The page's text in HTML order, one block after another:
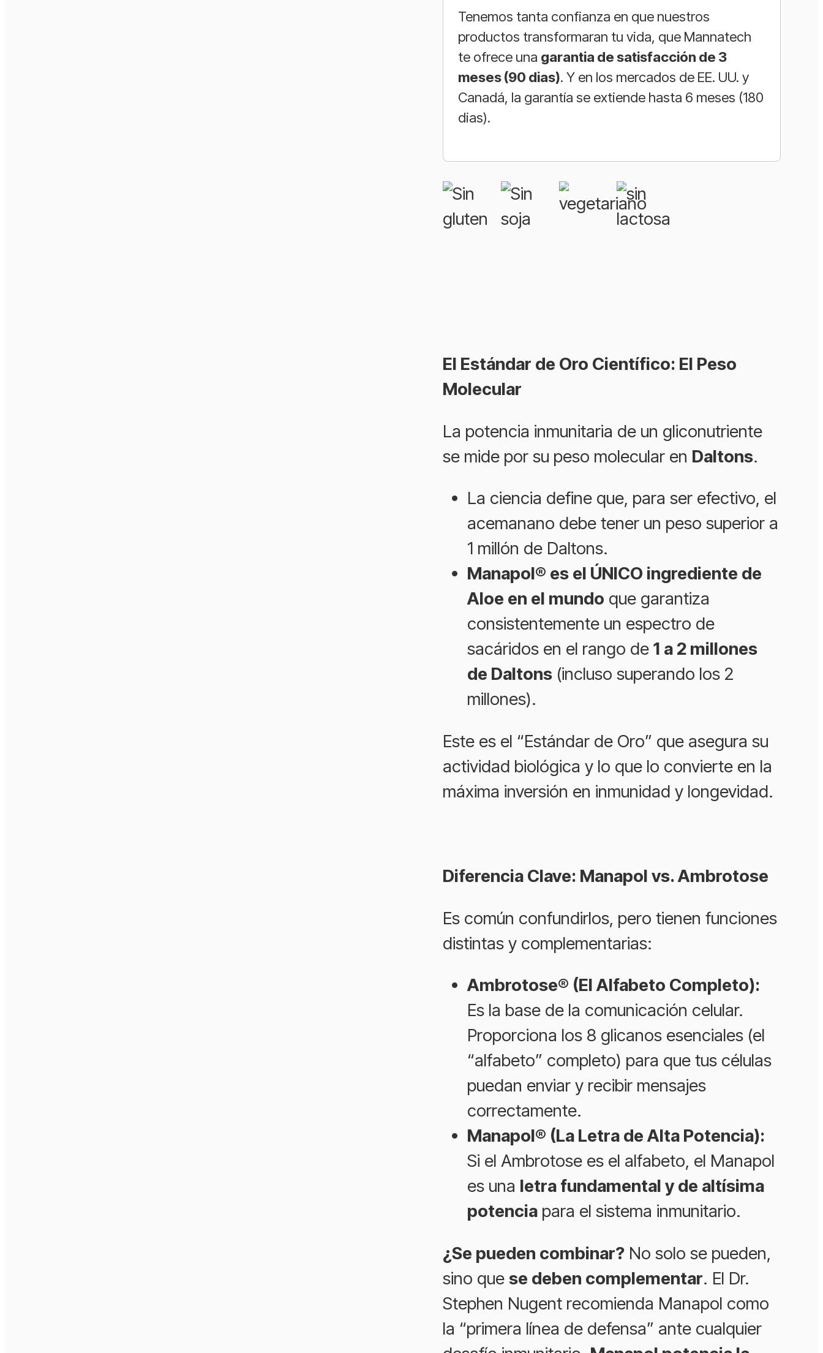
Tenemos tanta confianza en que nuestros
productos transformaran tu vida, que Mannatech
te ofrece una garantia de satisfacción de 3
meses (90 dias). Y en los mercados de EE. UU. y
Canadá, la garantía se extiende hasta 6 meses (180
dias).
El Estándar de Oro Científico: El Peso
Molecular
La potencia inmunitaria de un gliconutriente
se mide por su peso molecular en Daltons.
La ciencia define que, para ser efectivo, el
acemanano debe tener un peso superior a
1 millón de Daltons.
Manapol® es el ÚNICO ingrediente de
Aloe en el mundo que garantiza
consistentemente un espectro de
sacáridos en el rango de1 a 2 millones
de Daltons (incluso superando los 2
millones).
Este es el “Estándar de Oro” que asegura su
actividad biológica y lo que lo convierte en la
máxima inversión en inmunidad y longevidad.
Diferencia Clave: Manapol vs. Ambrotose
Es común confundirlos, pero tienen funciones
distintas y complementarias:
Ambrotose® (El Alfabeto Completo):
Es la base de la comunicación celular.
Proporciona los 8 glicanos esenciales (el
“alfabeto” completo) para que tus células
puedan enviar y recibir mensajes
correctamente.
Manapol® (La Letra de Alta Potencia):
Si el Ambrotose es el alfabeto, el Manapol
es una letra fundamental y de altísima
potencia para el sistema inmunitario.
¿Se pueden combinar? No solo se pueden,
sino quese deben complementar. El Dr.
Stephen Nugent recomienda Manapol como
la “primera línea de defensa” ante cualquier